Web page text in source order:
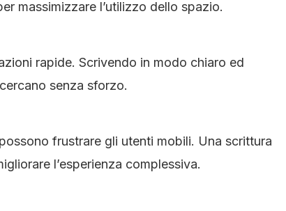
massimizzare l’utilizzo dello spazio.
rapide. Scrivendo in modo chiaro ed
senza sforzo.
frustrare gli utenti mobili. Una scrittura
l’esperienza complessiva.